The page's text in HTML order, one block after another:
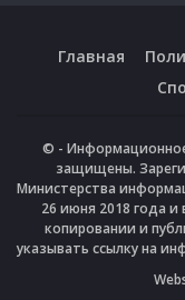
Главная
© - Информационное
защищены.
Министерства
26 июня 2018 года
копировании и
указывать ссылку на